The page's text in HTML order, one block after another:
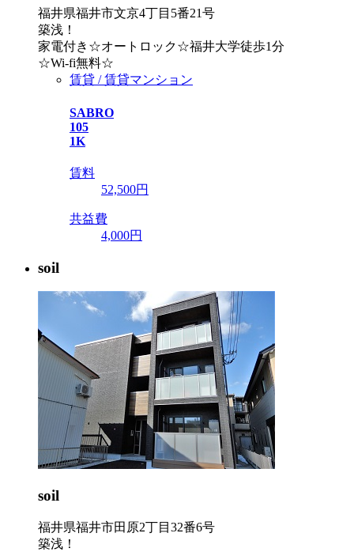
福井県福井市文京4丁目5番21号
築浅！
家電付き☆オートロック☆福井大学徒歩1分
☆Wi-fi無料☆
賃貸 / 賃貸マンション
SABRO
105
1K
賃料
52,500円
共益費
4,000円
soil
soil
福井県福井市田原2丁目32番6号
築浅！